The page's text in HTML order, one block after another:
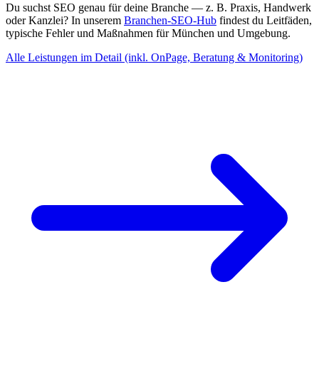
Du suchst SEO genau für deine Branche — z. B. Praxis, Handwerk
oder Kanzlei? In unserem Branchen-SEO-Hub findest du Leitfäden,
typische Fehler und Maßnahmen für München und Umgebung.
Alle Leistungen im Detail (inkl. OnPage, Beratung & Monitoring)